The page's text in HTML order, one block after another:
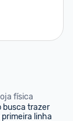
física
busca trazer
linha